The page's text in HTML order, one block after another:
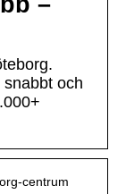
och
centrum